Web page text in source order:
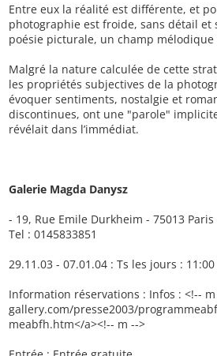
Entre eux la réalité est différente, et
photographie est froide, sans détail
poésie picturale, un champ
Malgré la nature calculée de cette
les propriétés subjectives de la
évoquer sentiments, nostalgie et
discontinues, ont une "parole"
révélait dans l’immédiat.
Galerie Magda Danysz
- 19, Rue Emile Durkheim - 75013 Paris
Tel : 0145833851
29.11.03 - 07.01.04 : Ts les jours :
Information réservations : Infos : <!--
gallery.com/presse2003/
meabfh.htm</a><!-- m -->